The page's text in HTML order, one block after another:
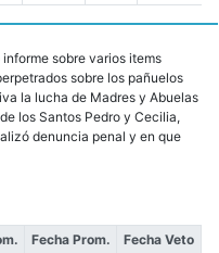
sobre varios items
sobre los pañuelos
la lucha de Madres y Abuelas
los Santos Pedro y Cecilia,
denuncia penal y en que
Fecha Prom.
Fecha Veto